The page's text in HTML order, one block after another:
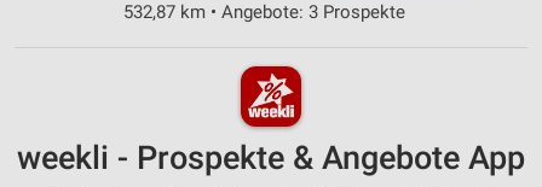
532,87 km • Angebote: 3 Prospekte
weekli - Prospekte & Angebote App